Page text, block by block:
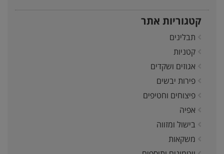
קטגוריות אתר
תבלינים
קטניות
אגוזים ושקדים
פירות יבשים
פיצוחים וחטיפים
אפיה
בישול ומזווה
משקאות